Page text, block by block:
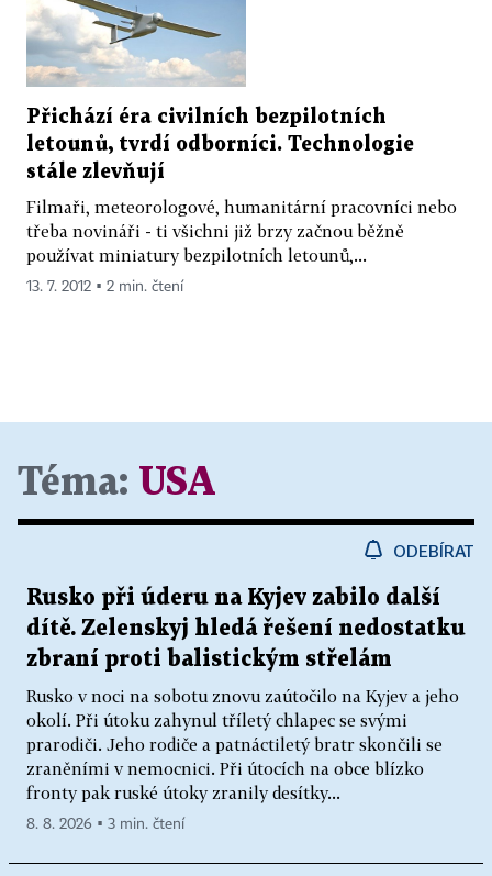
Přichází éra civilních bezpilotních
letounů, tvrdí odborníci. Technologie
stále zlevňují
Filmaři, meteorologové, humanitární pracovníci nebo
třeba novináři - ti všichni již brzy začnou běžně
používat miniatury bezpilotních letounů,...
13. 7. 2012 ▪ 2 min. čtení
Téma: USA
ODEBÍRAT
Rusko při úderu na Kyjev zabilo další
dítě. Zelenskyj hledá řešení nedostatku
zbraní proti balistickým střelám
Rusko v noci na sobotu znovu zaútočilo na Kyjev a jeho
okolí. Při útoku zahynul tříletý chlapec se svými
prarodiči. Jeho rodiče a patnáctiletý bratr skončili se
zraněními v nemocnici. Při útocích na obce blízko
fronty pak ruské útoky zranily desítky...
8. 8. 2026 ▪ 3 min. čtení